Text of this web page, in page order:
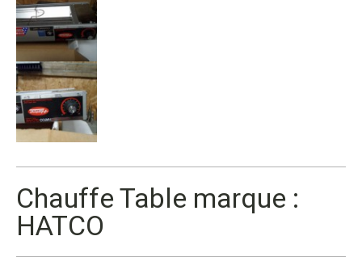
Chauffe Table marque :
HATCO